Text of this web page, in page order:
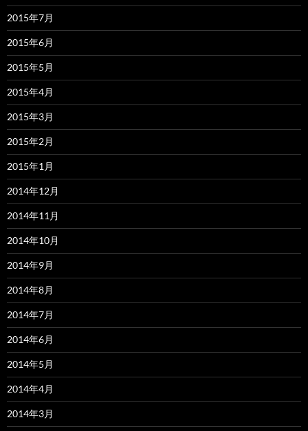
2015年7月
2015年6月
2015年5月
2015年4月
2015年3月
2015年2月
2015年1月
2014年12月
2014年11月
2014年10月
2014年9月
2014年8月
2014年7月
2014年6月
2014年5月
2014年4月
2014年3月